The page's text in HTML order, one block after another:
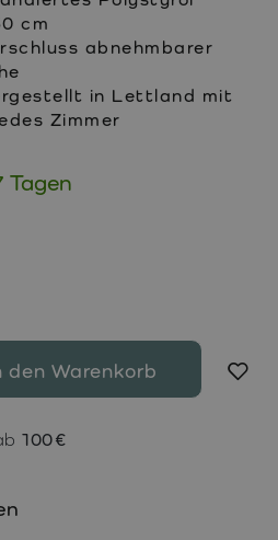
cm
abnehmbarer
in Lettland mit
Zimmer
Tagen
den Warenkorb
100 €